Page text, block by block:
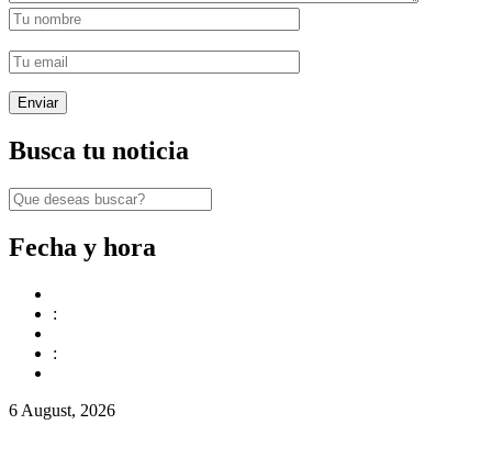
Busca tu noticia
Fecha y hora
:
:
6 August, 2026